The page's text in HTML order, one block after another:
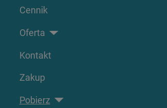
Cennik
Oferta
Kontakt
Zakup
Pobierz